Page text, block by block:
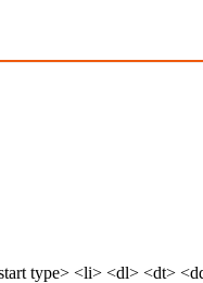
type> <li> <dl> <dt>